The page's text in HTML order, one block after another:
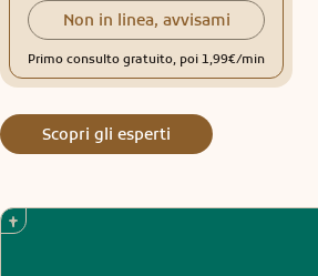
Non in linea, avvisami
Primo consulto gratuito, poi 1,99€/min
Scopri gli esperti